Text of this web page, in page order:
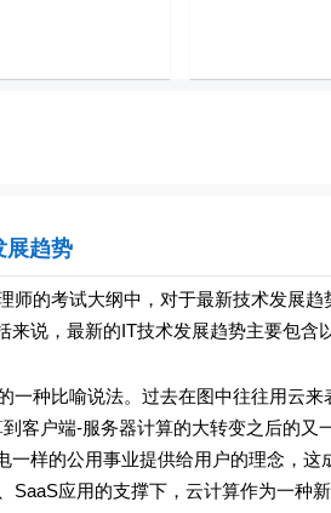
趋势
的考试大纲中，对于最新技术发展趋
来说，最新的IT技术发展趋势主要包含
种比喻说法。过去在图中往往用云来
客户端-服务器计算的大转变之后的
一样的公用事业提供给用户的理念，
SaaS应用的支撑下，云计算作为一种